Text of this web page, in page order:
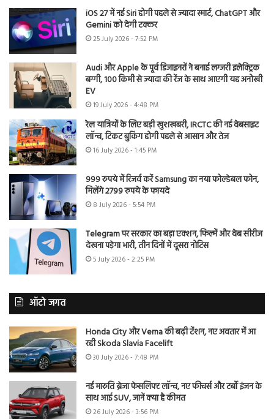
iOS 27 में नई Siri होगी पहले से ज्यादा स्मार्ट, ChatGPT और
Gemini को देगी टक्कर
25 July 2026 - 7:52 PM
Audi और Apple के पूर्व डिजाइनरों ने बनाई लग्जरी इलेक्ट्रिक
बग्गी, 100 किमी से ज्यादा की रेंज के साथ आएगी यह अनोखी
EV
19 July 2026 - 4:48 PM
रेल यात्रियों के लिए बड़ी खुशखबरी, IRCTC की नई वेबसाइट
लॉन्च, टिकट बुकिंग होगी पहले से आसान और तेज
16 July 2026 - 1:45 PM
999 रुपये में रिजर्व करें Samsung का नया फोल्डेबल फोन,
मिलेंगे 2799 रुपये के फायदे
8 July 2026 - 5:54 PM
Telegram पर सरकार का बड़ा एक्शन, फिल्में और वेब सीरीज
देखना पड़ेगा भारी, तीन दिनों में दूसरा नोटिस
5 July 2026 - 2:25 PM
ऑटो जगत
Honda City और Verna की बढ़ी टेंशन, नए अवतार में आ
रही Skoda Slavia Facelift
30 July 2026 - 7:48 PM
नई मारुति ब्रेजा फेसलिफ्ट लॉन्च, नए फीचर्स और टर्बो इंजन के
साथ आई SUV, जानें क्या है कीमत
26 July 2026 - 3:56 PM